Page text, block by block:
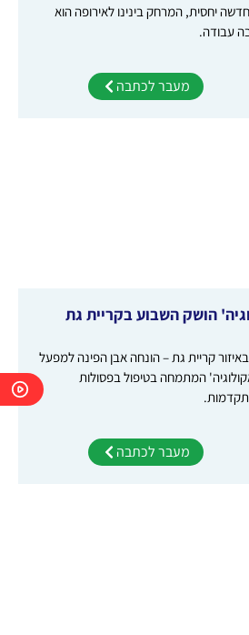
יחסית, המרחק בינינו לאירופה הוא
עבודה.
מעבר לכתבה
הושק השבוע בקריית גת
קריית גת – הונחה אבן הפינה למפעל
המתמחה בטיפול בפסולות
מעבר לכתבה